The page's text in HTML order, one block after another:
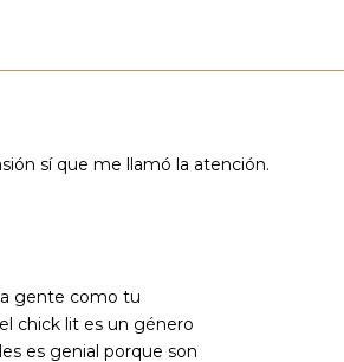
sí que me llamó la atención.
gente como tu
chick lit es un género
es genial porque son